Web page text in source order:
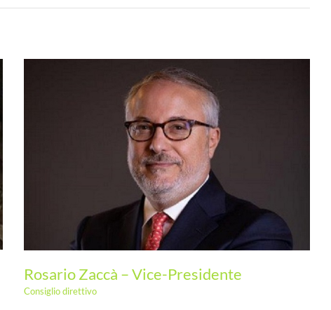
Rosario Zaccà – Vice-Presidente
Consiglio direttivo